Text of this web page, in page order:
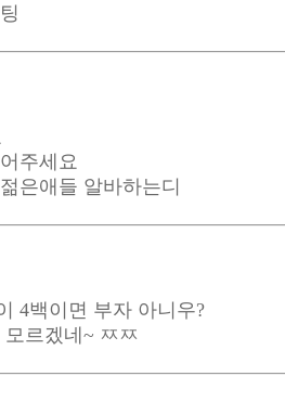
주세요
은애들 알바하는디
4백이면 부자 아니우?
르겠네~ ㅉㅉ